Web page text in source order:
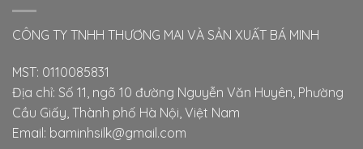
CÔNG TY TNHH THƯƠNG MAI VÀ SẢN XUẤT BÁ MINH
MST: 0110085831
Địa chỉ: Số 11, ngõ 10 đường Nguyễn Văn Huyên, Phường
Cầu Giấy, Thành phố Hà Nội, Việt Nam
Email: baminhsilk@gmail.com